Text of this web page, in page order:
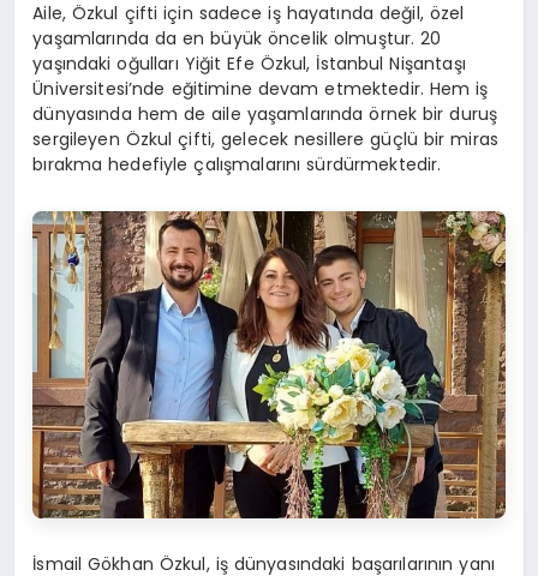
Aile, Özkul çifti için sadece iş hayatında değil, özel
yaşamlarında da en büyük öncelik olmuştur. 20
yaşındaki oğulları Yiğit Efe Özkul, İstanbul Nişantaşı
Üniversitesi’nde eğitimine devam etmektedir. Hem iş
dünyasında hem de aile yaşamlarında örnek bir duruş
sergileyen Özkul çifti, gelecek nesillere güçlü bir miras
bırakma hedefiyle çalışmalarını sürdürmektedir.
İsmail Gökhan Özkul, iş dünyasındaki başarılarının yanı